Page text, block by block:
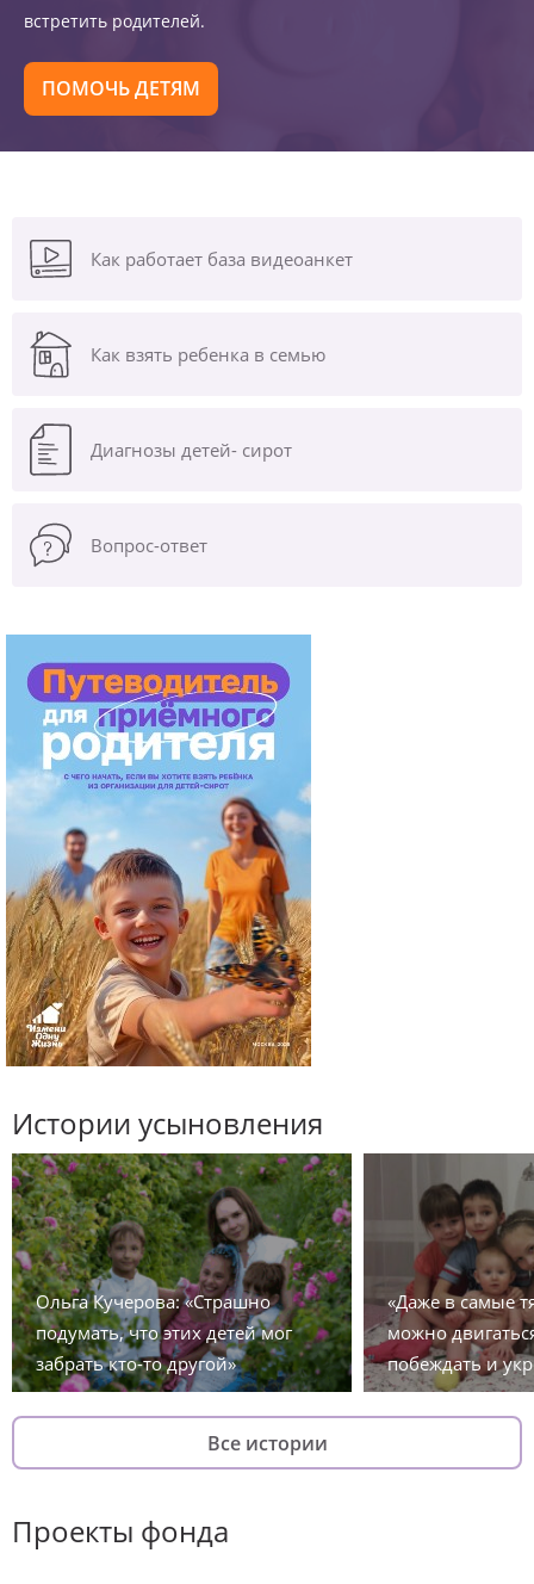
встретить родителей.
ПОМОЧЬ ДЕТЯМ
Как работает база видеоанкет
Как взять ребенка в семью
Диагнозы детей- сирот
Вопрос-ответ
Истории усыновления
Ольга Кучерова: «Страшно
подумать, что этих детей мог
забрать кто-то другой»
«Даже в самые
можно
побеждать и
Все истории
Проекты фонда